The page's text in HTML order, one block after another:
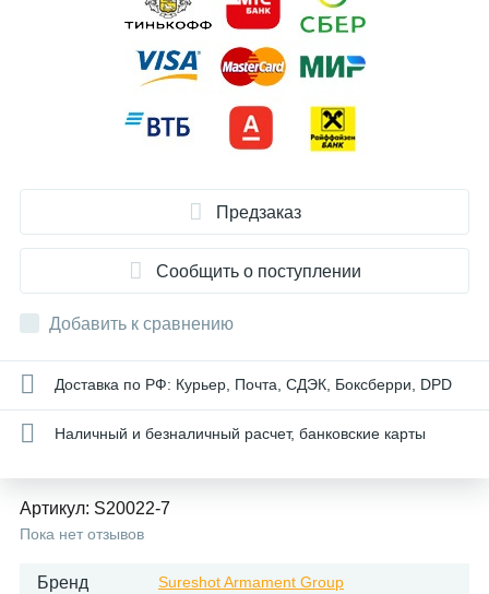
Предзаказ
Сообщить о поступлении
Добавить к сравнению
Доставка по РФ: Курьер, Почта, СДЭК, Боксберри, DPD
Наличный и безналичный расчет, банковские карты
Артикул: S20022-7
Пока нет отзывов
Бренд Sureshot Armament Group